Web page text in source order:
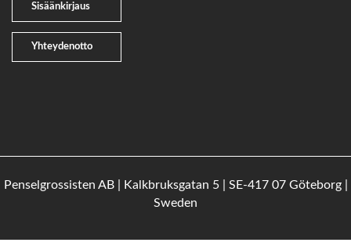
Yhteydenotto
Sisäänkirjaus
Penselgrossisten AB | Kalkbruksgatan 5 | SE-417 07 Göteborg |
Sweden